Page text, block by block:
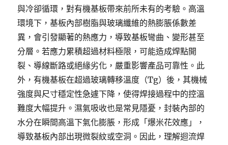
與冷卻循環，對有機基板帶來前所未有的考驗。高溫
環境下，基板內部樹脂與玻璃纖維的熱膨脹係數差
異，會引發顯著的熱應力，導致基板彎曲、變形甚至
分層。若應力累積超過材料極限，可能造成焊點開
裂、導線斷路或絕緣劣化，嚴重影響產品可靠性。此
外，有機基板在超過玻璃轉移溫度（Tg）後，其機械
強度與尺寸穩定性急遽下降，使得焊接過程中的控溫
難度大幅提升。濕氣吸收也是常見隱憂，封裝內部的
水分在瞬間高溫下氣化膨脹，形成「爆米花效應」，
導致基板內部出現微裂紋或空洞。因此，理解迴流焊